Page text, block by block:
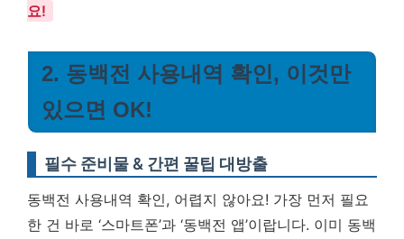
요!
2. 동백전 사용내역 확인, 이것만
있으면 OK!
필수 준비물 & 간편 꿀팁 대방출
동백전 사용내역 확인, 어렵지 않아요! 가장 먼저 필요
한 건 바로 ‘스마트폰’과 ‘동백전 앱’이랍니다. 이미 동백